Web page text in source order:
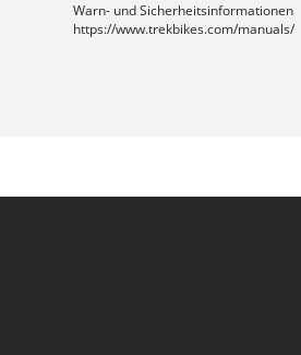
Warn- und Sicherheitsinformationen
https://www.trekbikes.com/manuals/